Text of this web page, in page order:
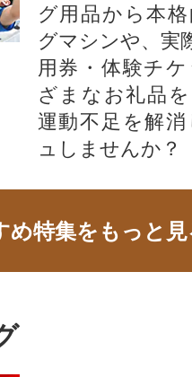
グ用品から本
グマシンや、実
用券・体験チ
ざまなお礼品
運動不足を解
ュしませんか？
め特集をもっと